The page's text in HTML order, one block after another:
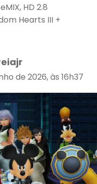
HD 2.8
Hearts III +
de 2026, às 16h37